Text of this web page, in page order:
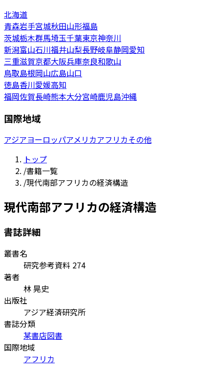
北海道
青森岩手宮城秋田山形福島
茨城栃木群馬埼玉千葉東京神奈川
新潟富山石川福井山梨長野岐阜静岡愛知
三重滋賀京都大阪兵庫奈良和歌山
鳥取島根岡山広島山口
徳島香川愛媛高知
福岡佐賀長崎熊本大分宮崎鹿児島沖縄
国際地域
アジアヨーロッパアメリカアフリカその他
トップ
/書籍一覧
/現代南部アフリカの経済構造
現代南部アフリカの経済構造
書誌詳細
叢書名
研究参考資料 274
著者
林 晃史
出版社
アジア経済研究所
書誌分類
某書店図書
国際地域
アフリカ